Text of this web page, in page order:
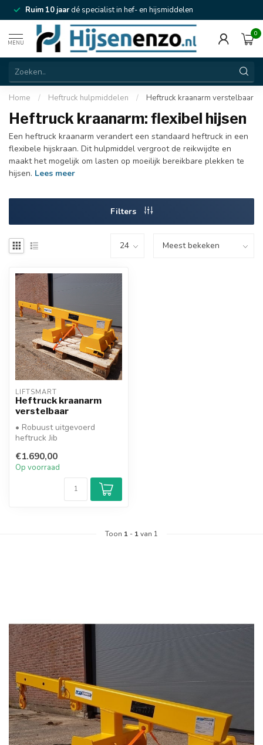
Ruim 10 jaardé specialist in hef- en hijsmiddelen
MENU
0
Home / Heftruck hulpmiddelen / Heftruck kraanarm verstelbaar
Heftruck kraanarm: flexibel hijsen
Een heftruck kraanarm verandert een standaard heftruck in een
flexibele hijskraan. Dit hulpmiddel vergroot de reikwijdte en
maakt het mogelijk om lasten op moeilijk bereikbare plekken te
hijsen. Lees meer
Filters
LIFTSMART
Heftruck kraanarm
verstelbaar
• Robuust uitgevoerd
heftruck Jib
lepels
• Verste...
€1.690,00
Op voorraad
Toon 1 - 1van 1